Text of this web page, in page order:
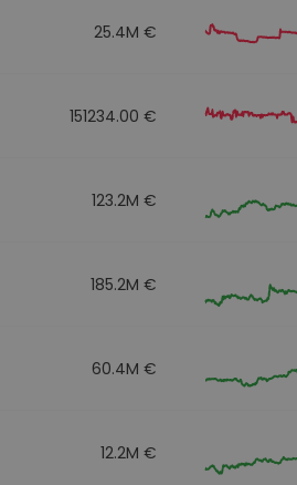
25.4M €
151234.00 €
123.2M €
185.2M €
60.4M €
12.2M €